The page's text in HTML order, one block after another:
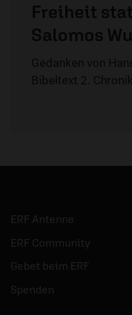
Freiheit
Salomos
Gedanken von
Bibeltext 2.
ERF Antenne
ERF Community
Gebet beim ERF
Spenden